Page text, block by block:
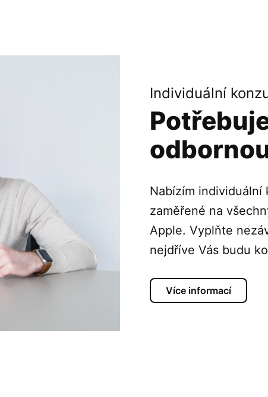
Individuální
Nabízím individuální
zaměřené na
Apple. Vyplňte
nejdříve Vás budu
Více informací